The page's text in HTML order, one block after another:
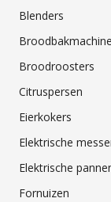
Blenders
Broodroosters
Citruspersen
Eierkokers
Elektrische
Elektrische
Fornuizen